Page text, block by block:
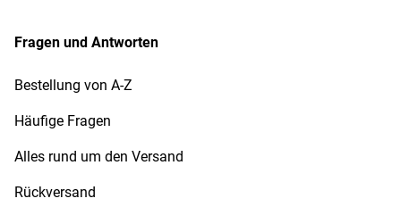
Fragen und Antworten
Bestellung von A-Z
Häufige Fragen
Alles rund um den Versand
Rückversand